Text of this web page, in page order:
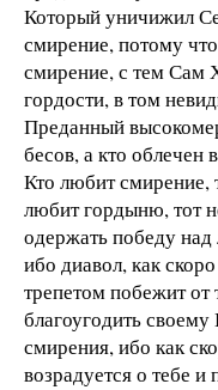
Который уничижил
смирение, потому
смирение, с тем Сам
гордости, в том
Преданный
бесов, а кто облечен
Кто любит смирение,
любит гордыню, тот
одержать победу
ибо диавол, как
трепетом побежит
благоугодить
смирения, ибо как
возрадуется о тебе